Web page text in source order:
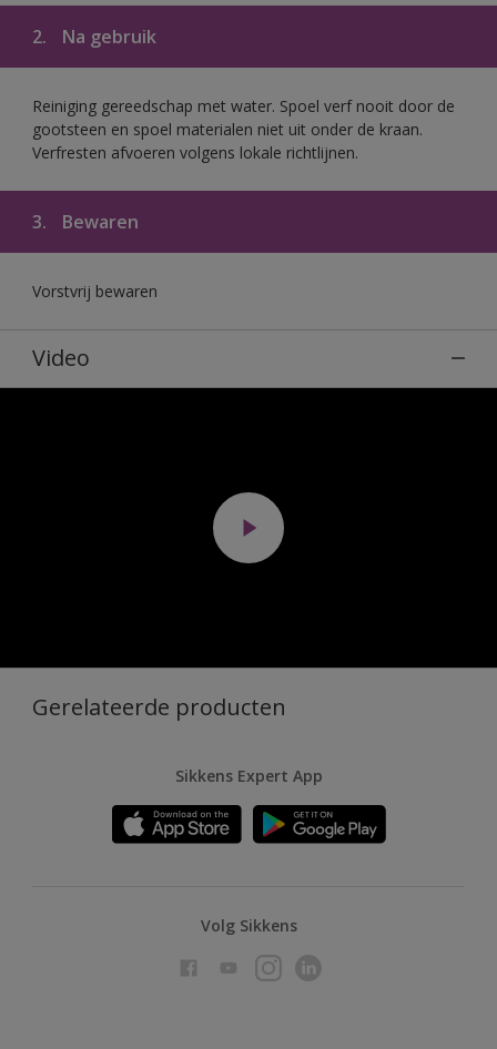
2. Na gebruik
Reiniging gereedschap met water. Spoel verf nooit door de
gootsteen en spoel materialen niet uit onder de kraan.
Verfresten afvoeren volgens lokale richtlijnen.
3. Bewaren
Vorstvrij bewaren
Video
Gerelateerde producten
Sikkens Expert App
Volg Sikkens